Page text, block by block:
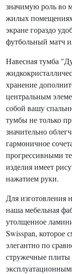
значимую роль во
жилых
экране гораздо
футбольный матч
Навесная тумба
хранение
центральным
собой вашу
тумбы не только
значительно
гармоничное
прогрессивными
изделия имеет
нажатием руки.
Для изготовления
наша мебельная
утолщенное
Swisspan, которое
элегантно по
стружечные плиты